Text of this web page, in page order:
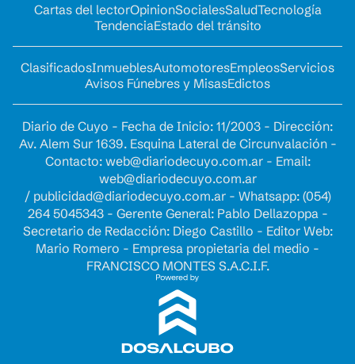
Cartas del lectorOpinionSocialesSaludTecnología
TendenciaEstado del tránsito
ClasificadosInmueblesAutomotoresEmpleosServicios
Avisos Fúnebres y MisasEdictos
Diario de Cuyo - Fecha de Inicio: 11/2003 - Dirección:
Av. Alem Sur 1639. Esquina Lateral de Circunvalación -
Contacto: web@diariodecuyo.com.ar- Email:
web@diariodecuyo.com.ar
/ publicidad@diariodecuyo.com.ar- Whatsapp: (054)
264 5045343 - Gerente General: Pablo Dellazoppa -
Secretario de Redacción: Diego Castillo - Editor Web:
Mario Romero - Empresa propietaria del medio -
FRANCISCO MONTES S.A.C.I.F.